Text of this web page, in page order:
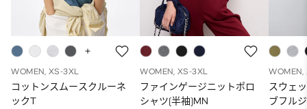
WOMEN, XS-3XL
コットンスムースクルーネ
ックT
WOMEN, XS-3XL
ファインゲージニットポロ
シャツ(半袖)MN
WOMEN,
スウェ
ブフル